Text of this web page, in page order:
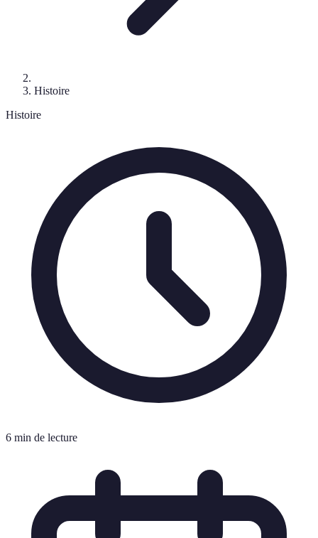
Histoire
Histoire
6 min de lecture